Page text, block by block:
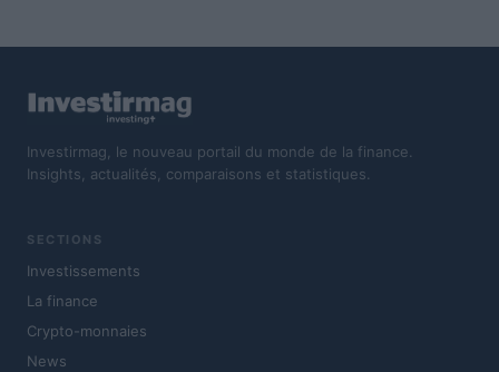
Investirmag, le nouveau portail du monde de la finance.
Insights, actualités, comparaisons et statistiques.
SECTIONS
Investissements
La finance
Crypto-monnaies
News